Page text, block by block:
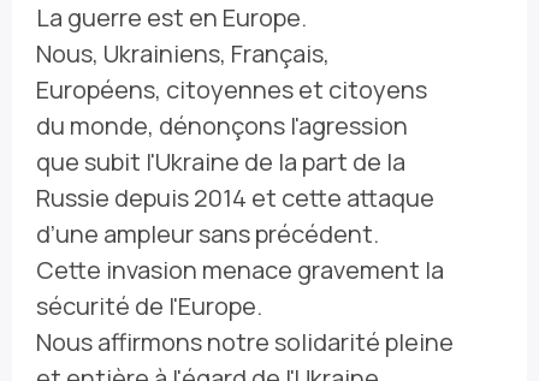
La guerre est en Europe.
Nous, Ukrainiens, Français,
Européens, citoyennes et citoyens
du monde, dénonçons l'agression
que subit l'Ukraine de la part de la
Russie depuis 2014 et cette attaque
d’une ampleur sans précédent.
Cette invasion menace gravement la
sécurité de l'Europe.
Nous affirmons notre solidarité pleine